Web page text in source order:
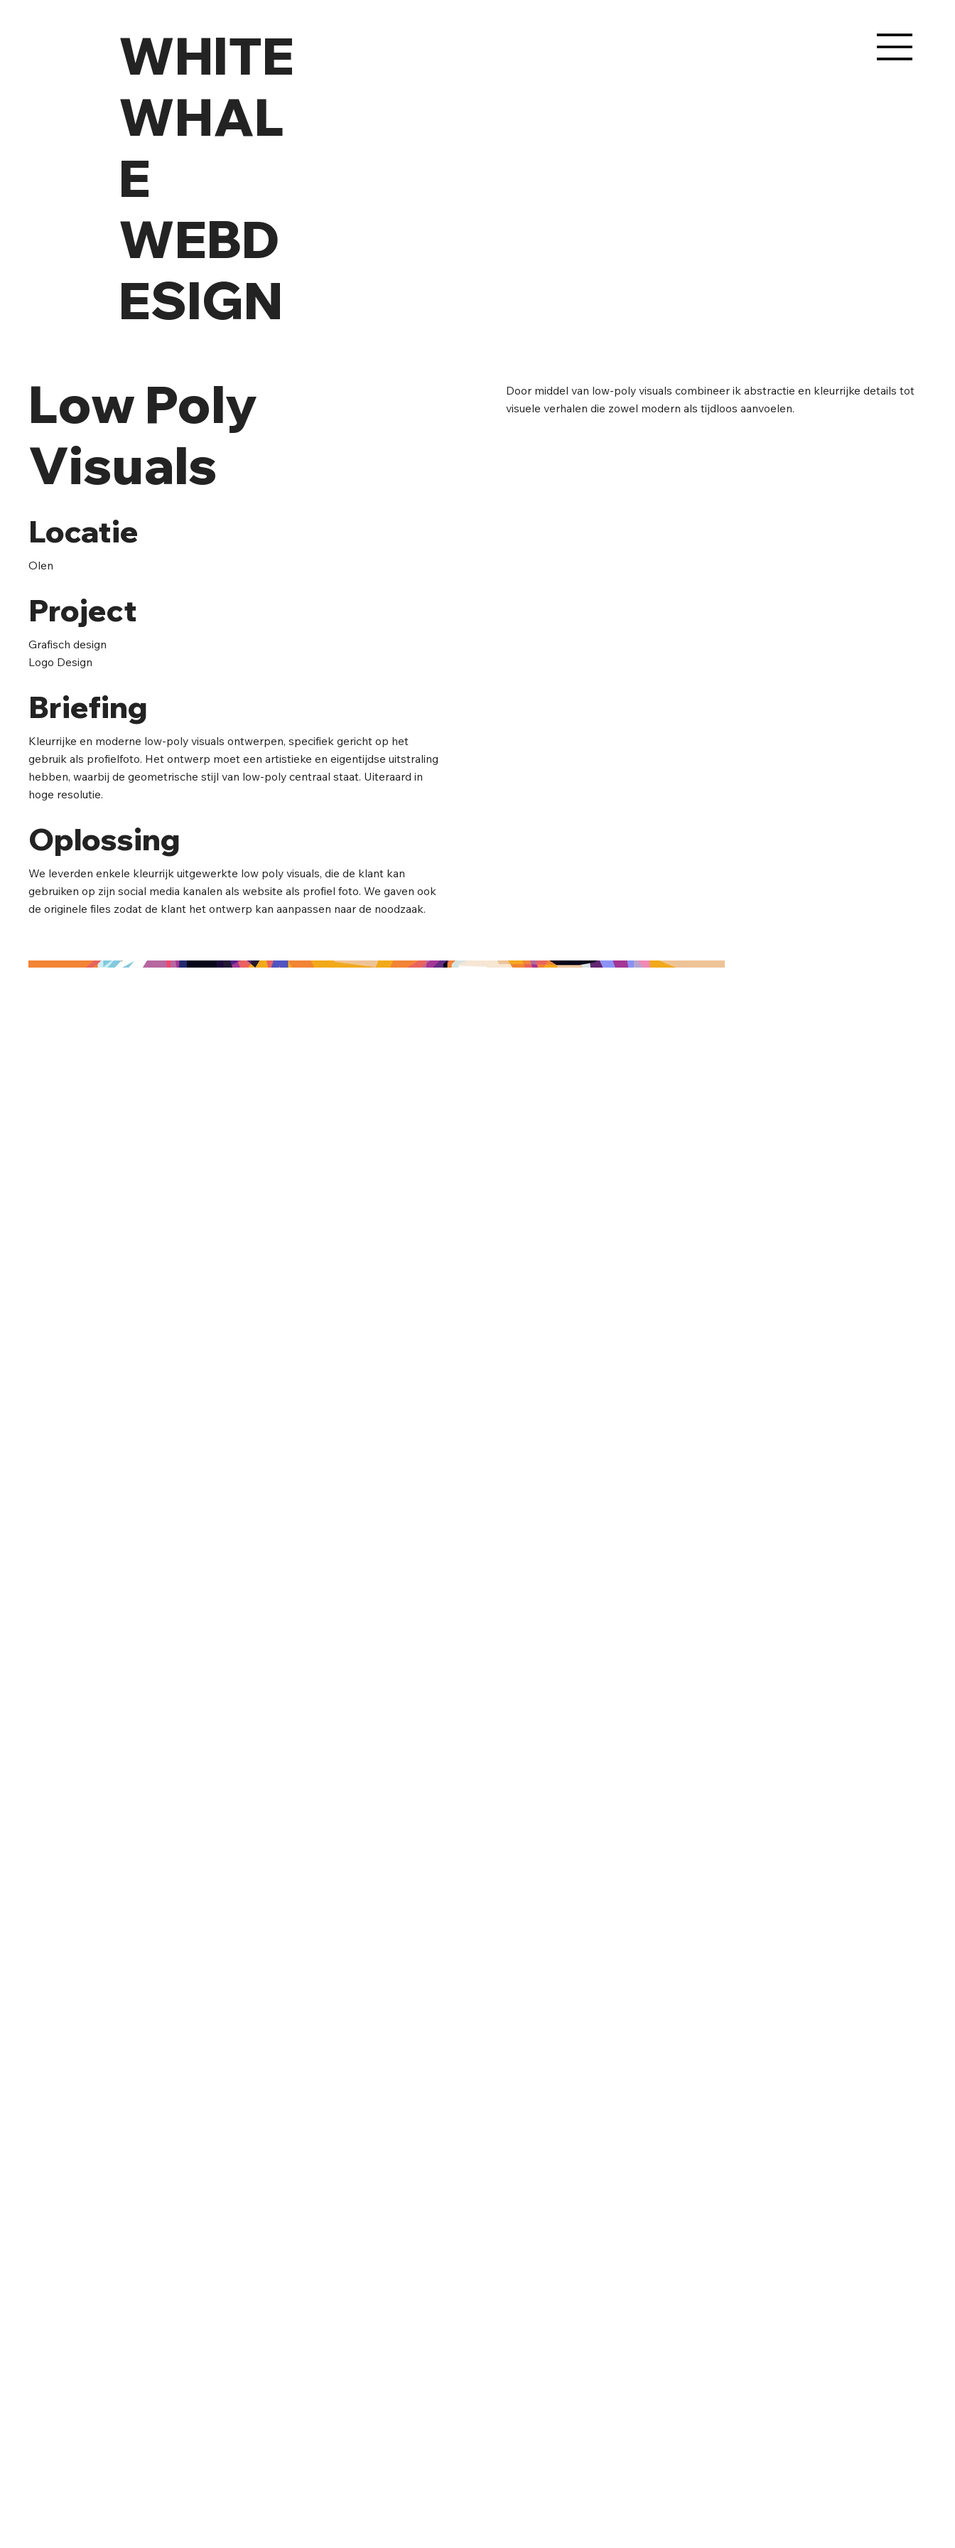
WHITE
WHAL
E
WEBD
ESIGN
Low Poly
Visuals
Locatie
Olen
Project
Grafisch design
Logo Design
Briefing
Kleurrijke en moderne low-poly visuals ontwerpen, specifiek gericht op het
gebruik als profielfoto. Het ontwerp moet een artistieke en eigentijdse uitstraling
hebben, waarbij de geometrische stijl van low-poly centraal staat. Uiteraard in
hoge resolutie.
Oplossing
We leverden enkele kleurrijk uitgewerkte low poly visuals, die de klant kan
gebruiken op zijn social media kanalen als website als profiel foto. We gaven ook
de originele files zodat de klant het ontwerp kan aanpassen naar de noodzaak.
Door middel van low-poly visuals combineer ik abstractie en kleurrijke details tot
visuele verhalen die zowel modern als tijdloos aanvoelen.